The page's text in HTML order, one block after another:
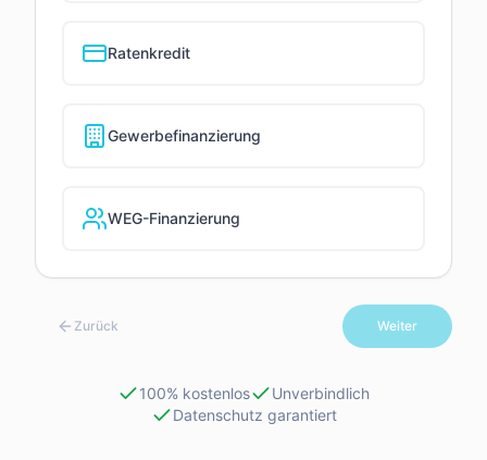
Ratenkredit
Gewerbefinanzierung
WEG-Finanzierung
Zurück Weiter
100% kostenlos
Unverbindlich
Datenschutz garantiert